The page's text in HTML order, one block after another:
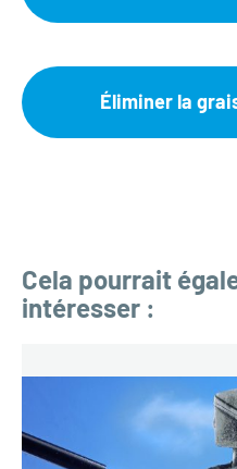
Éliminer la
Cela pourrait
intéresser :